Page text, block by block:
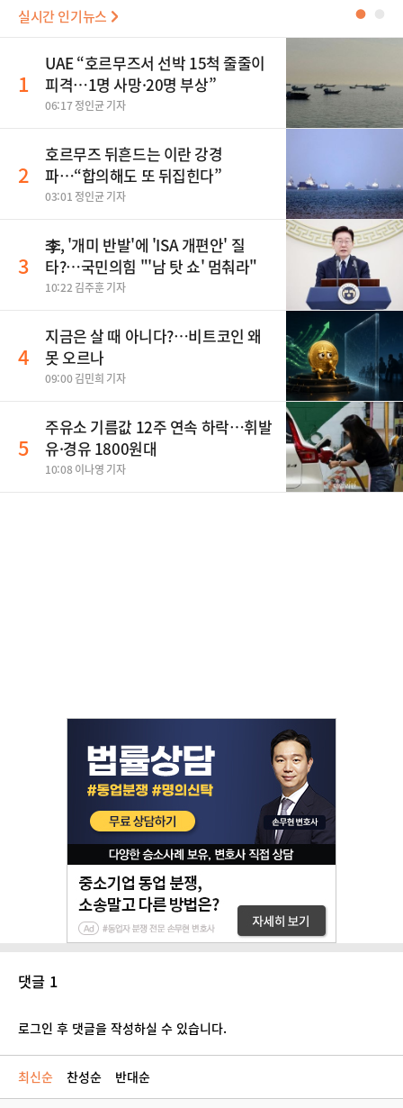
실시간 인기뉴스 ●
1
UAE “호르무즈서 선박 15척 줄줄이
피격…1명 사망·20명 부상”
06:17 정인균 기자
2
호르무즈 뒤흔드는 이란 강경
파…“합의해도 또 뒤집힌다”
03:01 정인균 기자
3
李, '개미 반발'에 'ISA 개편안' 질
타?…국민의힘 "'남 탓 쇼' 멈춰라"
10:22 김주훈 기자
4
지금은 살 때 아니다?…비트코인 왜
못 오르나
09:00 김민희 기자
5
주유소 기름값 12주 연속 하락…휘발
유·경유 1800원대
10:08 이나영 기자
댓글 1
로그인 후 댓글을 작성하실 수 있습니다.
최신순 찬성순 반대순